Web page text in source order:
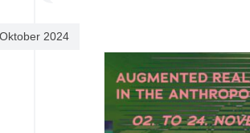
Oktober 2024
in the